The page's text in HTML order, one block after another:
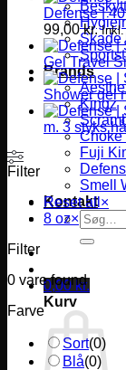
Skade
Brands
Kingz
Choke
Fuji
Smell
Kontakt
Søg
efter:
0,00 kr.
Kurv
Defense |
99,00kr. Inkl.
Gel Travel
Shower gel
m. 3 styks
Filter
Reset all ×
8 oz×
Filter
0 vare found
Farve
Sort(0)
Blå(0)